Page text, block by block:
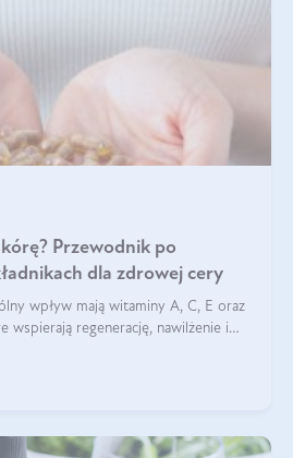
Przewodnik po
dla zdrowej cery
wpływ mają witaminy A, C, E oraz
wspierają regenerację, nawilżenie i